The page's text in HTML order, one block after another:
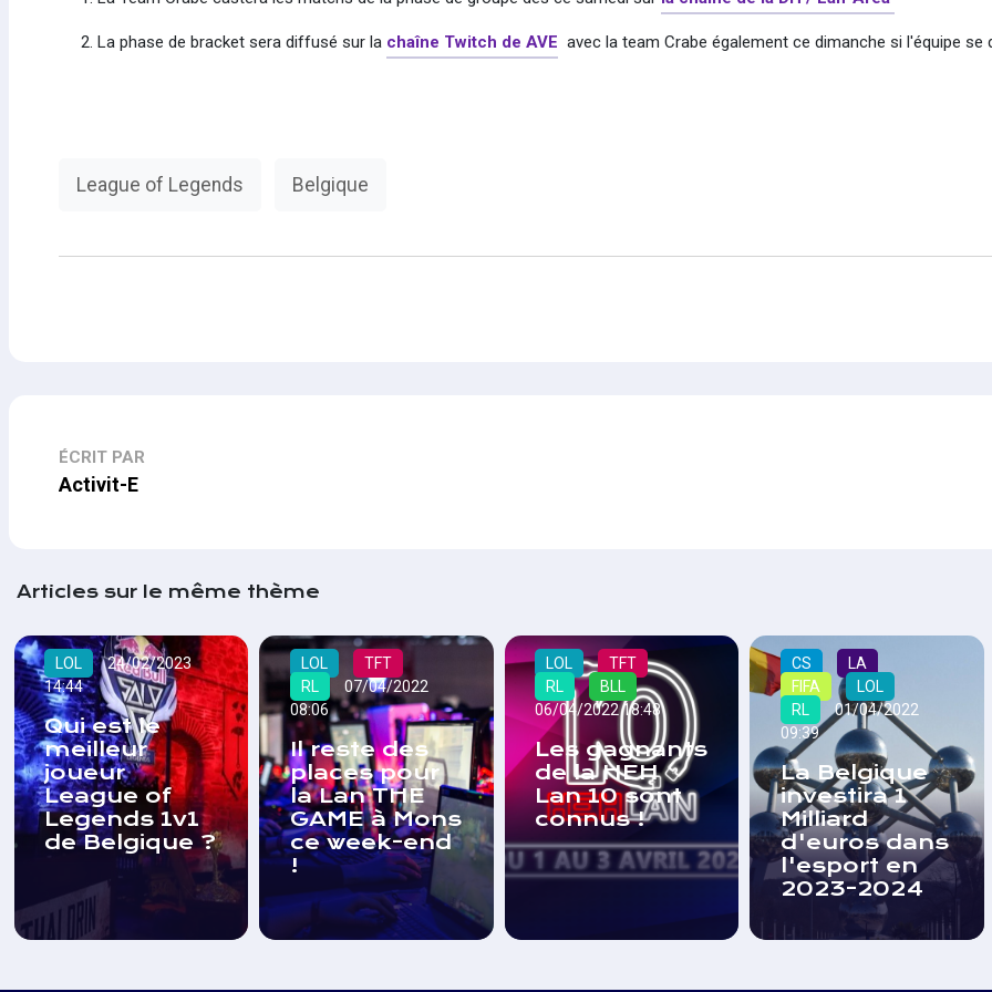
La phase de bracket sera diffusé sur la chaîne Twitch de AVE avec la team Crabe également ce dimanche si l'équipe se
League of Legends Belgique
ÉCRIT PAR
Activit-E
Articles sur le même thème
LOL
24/02/2023
14:44
Qui est le
meilleur
joueur
League of
Legends 1v1
de Belgique ?
LOL
TFT
RL
07/04/2022
08:06
Il reste des
places pour
la Lan THE
GAME à Mons
ce week-end
!
LOL
TFT
RL
BLL
06/04/2022 18:48
Les gagnants
de la HEH
Lan 10 sont
connus !
CS
LA
FIFA
LOL
RL
01/04/2022
09:39
La Belgique
investira 1
Milliard
d'euros dans
l'esport en
2023-2024